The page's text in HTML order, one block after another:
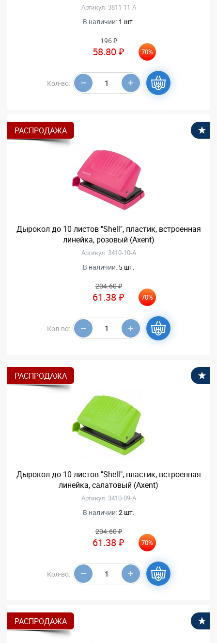
Артикул: 3811-11-A
В наличии: 1 шт.
196 ₽
58.80 ₽ 70%
Кол-во:
РАСПРОДАЖА
Дырокол до 10 листов "Shell", пластик, встроенная
линейка, розовый (Axent)
Артикул: 3410-10-А
В наличии: 5 шт.
204.60 ₽
61.38 ₽ 70%
Кол-во:
РАСПРОДАЖА
Дырокол до 10 листов "Shell", пластик, встроенная
линейка, салатовый (Axent)
Артикул: 3410-09-А
В наличии:2 шт.
204.60 ₽
61.38 ₽ 70%
Кол-во:
РАСПРОДАЖА